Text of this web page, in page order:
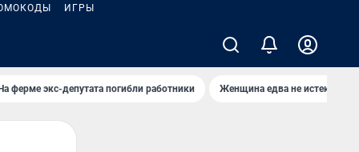
ИГРЫ
ферме экс-депутата погибли работники Женщина едва не истекла